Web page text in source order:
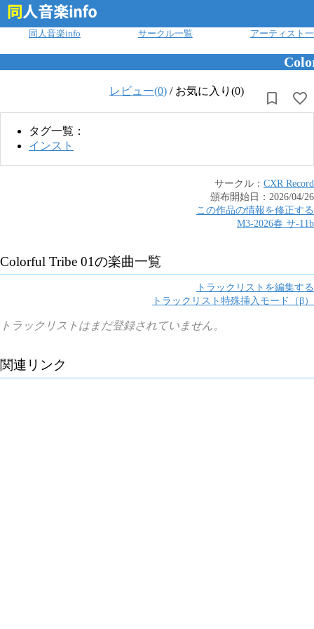
同人音楽info サークル一覧 アーティスト
レビュー(0) / お気に入り(0)
タグ一覧：
インスト
サークル： CXR Record
頒布開始日： 2026/04/26
この作品の情報を修正する
M3-2026春 サ-11b
Colorful Tribe 01の楽曲一覧
トラックリストを編集する
トラックリスト特殊挿入モード（β）
トラックリストはまだ登録されていません。
関連リンク